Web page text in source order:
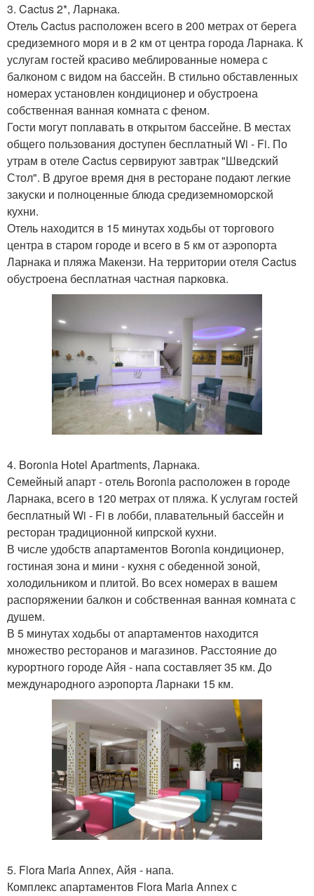
3. Cactus 2*, Ларнака.
Отель Cactus расположен всего в 200 метрах от берега
средиземного моря и в 2 км от центра города Ларнака. К
услугам гостей красиво меблированные номера с
балконом с видом на бассейн. В стильно обставленных
номерах установлен кондиционер и обустроена
собственная ванная комната с феном.
Гости могут поплавать в открытом бассейне. В местах
общего пользования доступен бесплатный Wi - Fi. По
утрам в отеле Cactus сервируют завтрак "Шведский
Стол". В другое время дня в ресторане подают легкие
закуски и полноценные блюда средиземноморской
кухни.
Отель находится в 15 минутах ходьбы от торгового
центра в старом городе и всего в 5 км от аэропорта
Ларнака и пляжа Макензи. На территории отеля Cactus
обустроена бесплатная частная парковка.
4. Boronia Hotel Apartments, Ларнака.
Семейный апарт - отель Boronia расположен в городе
Ларнака, всего в 120 метрах от пляжа. К услугам гостей
бесплатный Wi - Fi в лобби, плавательный бассейн и
ресторан традиционной кипрской кухни.
В числе удобств апартаментов Boronia кондиционер,
гостиная зона и мини - кухня с обеденной зоной,
холодильником и плитой. Во всех номерах в вашем
распоряжении балкон и собственная ванная комната с
душем.
В 5 минутах ходьбы от апартаментов находится
множество ресторанов и магазинов. Расстояние до
курортного городе Айя - напа составляет 35 км. До
международного аэропорта Ларнаки 15 км.
5. Flora Maria Annex, Айя - напа.
Комплекс апартаментов Flora Maria Annex с